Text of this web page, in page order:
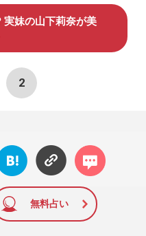
実妹の山下莉奈が美
2
てな
ック
追加
コメン
ト
無料占い